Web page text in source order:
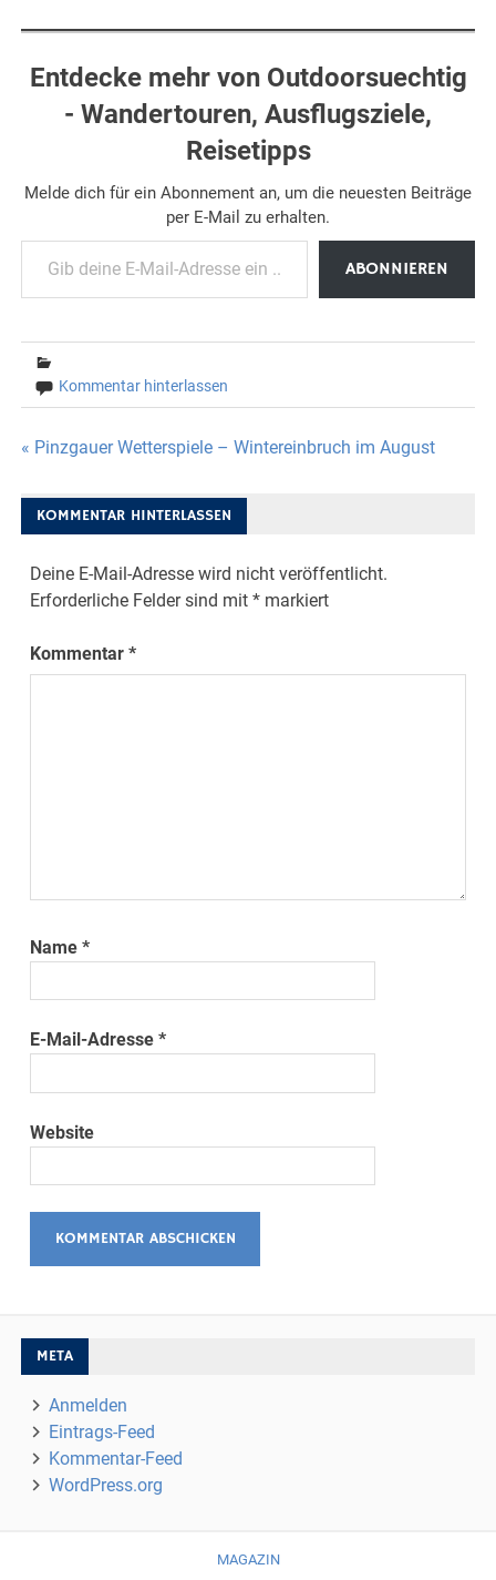
Entdecke mehr von Outdoorsuechtig
- Wandertouren, Ausflugsziele,
Reisetipps
Melde dich für ein Abonnement an, um die neuesten Beiträge
per E-Mail zu erhalten.
Gib deine E-Mail-Adresse ein ...
ABONNIEREN
Kommentar hinterlassen
Beitragsnavigation
« Pinzgauer Wetterspiele – Wintereinbruch im August
KOMMENTAR HINTERLASSEN
Deine E-Mail-Adresse wird nicht veröffentlicht.
Erforderliche Felder sind mit* markiert
Kommentar*
Name*
E-Mail-Adresse*
Website
META
Anmelden
Eintrags-Feed
Kommentar-Feed
WordPress.org
MAGAZIN